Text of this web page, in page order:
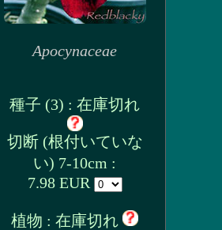
Apocynaceae
種子 (3) : 在庫切れ
切断 (根付いていな
い) 7-10cm :
7.98 EUR
植物 : 在庫切れ